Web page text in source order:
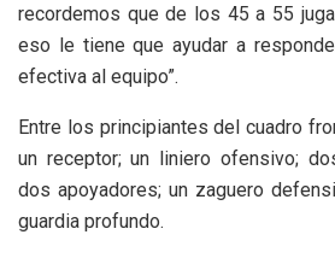
recordemos que de los 45 a 55
eso le tiene que ayudar a
efectiva al equipo”.
Entre los principiantes del cuadro
un receptor; un liniero ofensivo;
dos apoyadores; un zaguero
guardia profundo.